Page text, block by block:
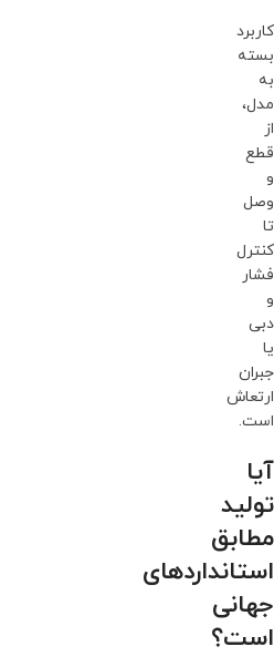
کاربرد
بسته
به
مدل،
از
قطع
و
وصل
تا
کنترل
فشار
و
دبی
یا
جبران
ارتعاش
است.
آیا
تولید
مطابق
استانداردهای
جهانی
است؟